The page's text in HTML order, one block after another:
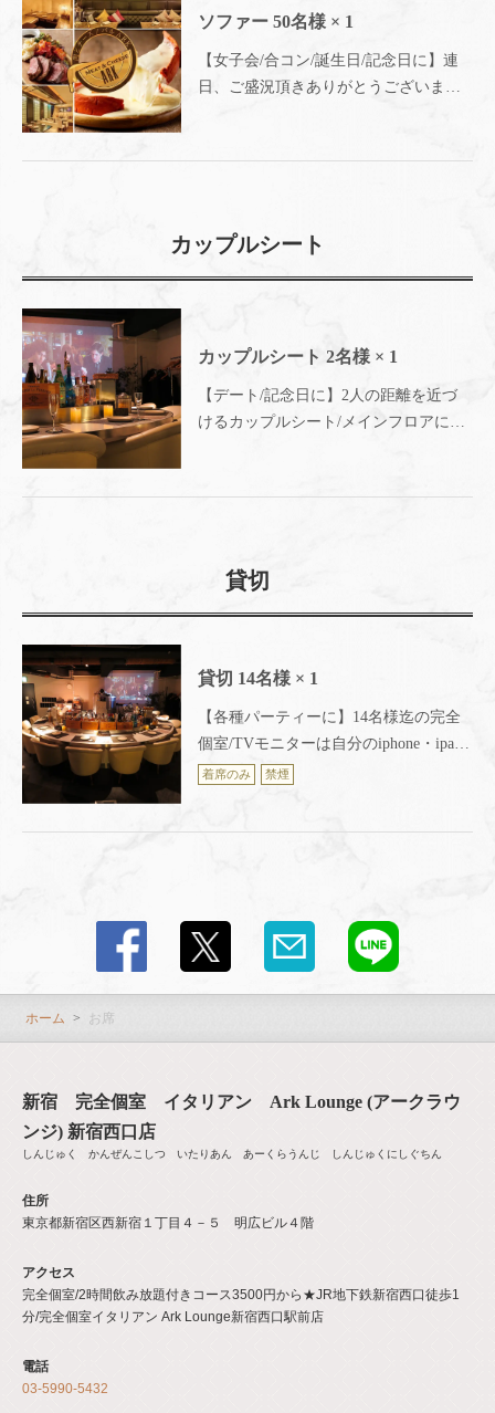
ソファー 50名様 × 1
【女子会/合コン/誕生日/記念日に】連
日、ご盛況頂きありがとうございま
カップルシート
カップルシート 2名様 × 1
【デート/記念日に】2人の距離を近づ
けるカップルシート/メインフロアには
貸切
貸切 14名様 × 1
【各種パーティーに】14名様迄の完全
個室/TVモニターは自分のiphone・ipad
が簡単に接続できて写真・動画・音
着席のみ 禁煙
ホーム お席
新宿 完全個室 イタリアン Ark Lounge (アークラウ
ンジ) 新宿西口店
しんじゅく かんぜんこしつ いたりあん あーくらうんじ しんじゅくにしぐちん
住所
東京都新宿区西新宿１丁目４－５ 明広ビル４階
アクセス
完全個室/2時間飲み放題付きコース3500円から★JR地下鉄新宿西口徒歩1
分/完全個室イタリアン Ark Lounge新宿西口駅前店
電話
03-5990-5432